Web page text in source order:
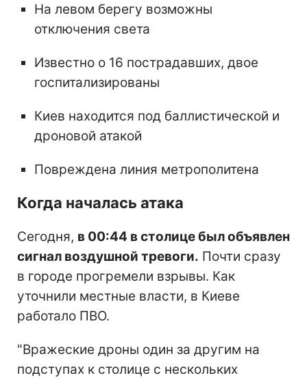
На левом берегу возможны
отключения света
Известно о 16 пострадавших, двое
госпитализированы
Киев находится под баллистической и
дроновой атакой
Повреждена линия метрополитена
Когда началась атака
Сегодня, в 00:44 в столице был объявлен
сигнал воздушной тревоги. Почти сразу
в городе прогремели взрывы. Как
уточнили местные власти, в Киеве
работало ПВО.
"Вражеские дроны один за другим на
подступах к столице с нескольких